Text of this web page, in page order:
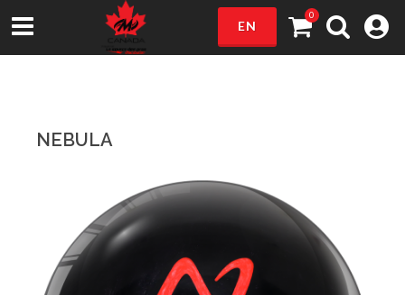
EN
0
NEBULA